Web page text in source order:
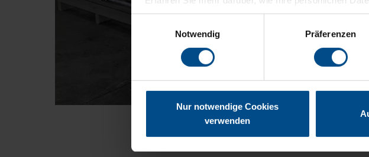
Wir verwenden Cookies, um Inhalte und Anzeigen
Website an unsere Partner für soziale Medien,
Notwendig
Präferenzen
Nur notwendige Cookies
verwenden